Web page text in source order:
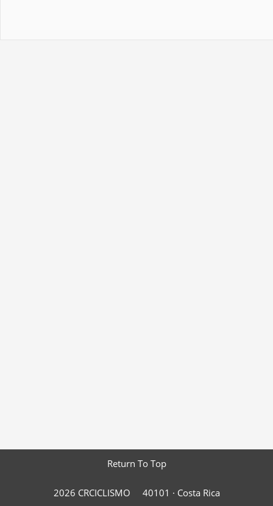
Return To Top
2026 CRCICLISMO 40101 · Costa Rica